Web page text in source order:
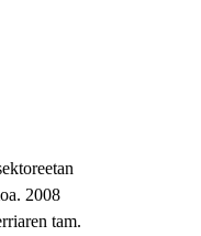
2008
tam.